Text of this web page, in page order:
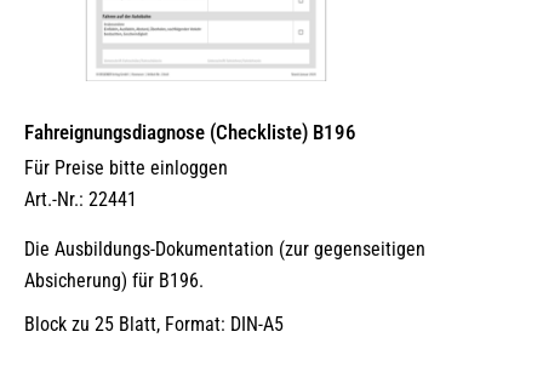
Fahreignungsdiagnose (Checkliste) B196
Für Preise bitte einloggen
Art.-Nr.: 22441
Die Ausbildungs-Dokumentation (zur gegenseitigen
Absicherung) für B196.
Block zu 25 Blatt, Format: DIN-A5